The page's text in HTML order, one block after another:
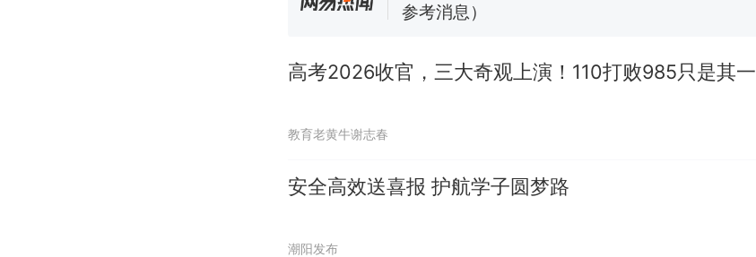
高考2026收官，三大奇观上演！110打败985只是其一
教育老黄牛谢志春
安全高效送喜报 护航学子圆梦路
潮阳发布